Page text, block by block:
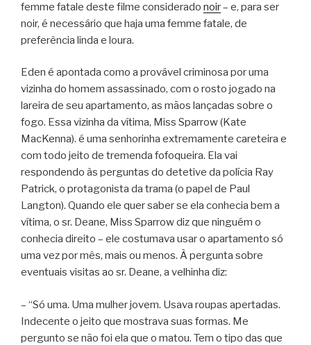
femme fatale deste filme considerado noir– e, para ser
noir, é necessário que haja uma femme fatale, de
preferência linda e loura.
Eden é apontada como a provável criminosa por uma
vizinha do homem assassinado, com o rosto jogado na
lareira de seu apartamento, as mãos lançadas sobre o
fogo. Essa vizinha da vítima, Miss Sparrow (Kate
MacKenna). é uma senhorinha extremamente careteira e
com todo jeito de tremenda fofoqueira. Ela vai
respondendo às perguntas do detetive da polícia Ray
Patrick, o protagonista da trama (o papel de Paul
Langton). Quando ele quer saber se ela conhecia bem a
vítima, o sr. Deane, Miss Sparrow diz que ninguém o
conhecia direito – ele costumava usar o apartamento só
uma vez por mês, mais ou menos. À pergunta sobre
eventuais visitas ao sr. Deane, a velhinha diz:
– “Só uma. Uma mulher jovem. Usava roupas apertadas.
Indecente o jeito que mostrava suas formas. Me
pergunto se não foi ela que o matou. Tem o tipo das que